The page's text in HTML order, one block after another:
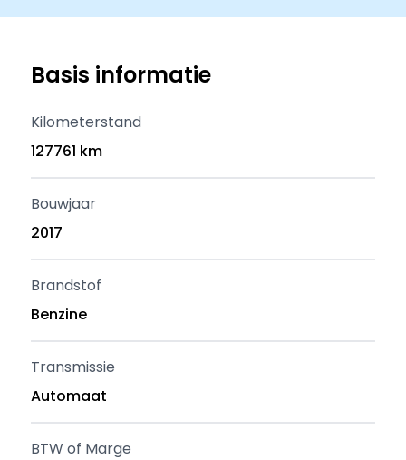
Basis informatie
Kilometerstand
127761 km
Bouwjaar
2017
Brandstof
Benzine
Transmissie
Automaat
BTW of Marge